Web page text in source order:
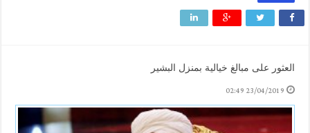
العثور على مبالغ خيالية بمنزل البشير
23/04/2019 02:49